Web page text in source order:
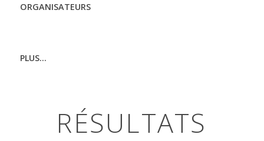
ORGANISATEURS
PLUS...
RÉSULTATS